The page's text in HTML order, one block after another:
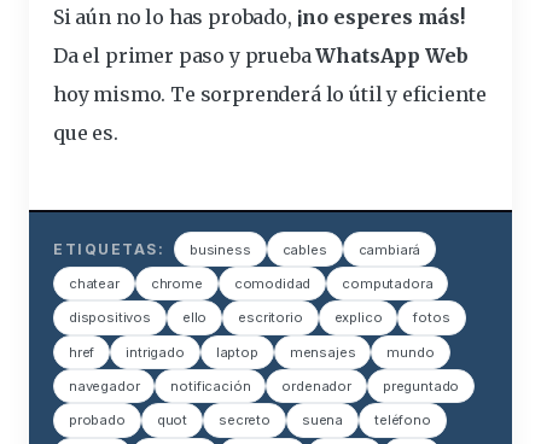
Si aún no lo has probado, ¡no esperes más!
Da el primer paso y pruebaWhatsApp Web
hoy mismo. Te sorprenderá lo útil y eficiente
que es.
ETIQUETAS: business cables cambiará
chatear chrome comodidad computadora
dispositivos ello escritorio explico fotos
href intrigado laptop mensajes mundo
navegador notificación ordenador preguntado
probado quot secreto suena teléfono